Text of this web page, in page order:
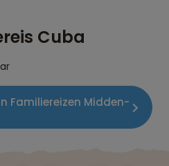
Cuba
Familiereizen Midden-